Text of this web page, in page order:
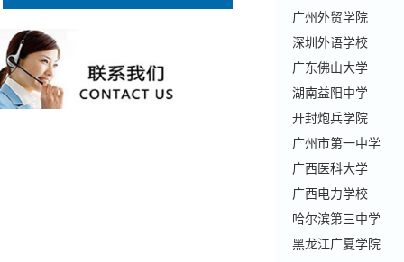
广州外贸学院
深圳外语学校
广东佛山大学
湖南益阳中学
开封炮兵学院
广州市第一中学
广西医科大学
广西电力学校
哈尔滨第三中学
黑龙江广夏学院